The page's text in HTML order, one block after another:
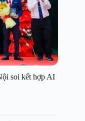
soi kết hợp AI